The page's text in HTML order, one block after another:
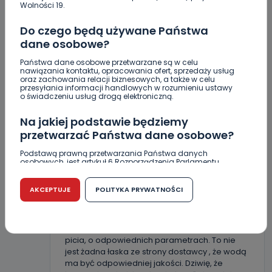
Wolności 19.
Do czego będą używane Państwa
dane osobowe?
Państwa dane osobowe przetwarzane są w celu
nawiązania kontaktu, opracowania ofert, sprzedaży usług
oraz zachowania relacji biznesowych, a także w celu
przesyłania informacji handlowych w rozumieniu ustawy
o świadczeniu usług drogą elektroniczną.
Na jakiej podstawie będziemy
przetwarzać Państwa dane osobowe?
Podstawą prawną przetwarzania Państwa danych
osobowych, jest artykuł 6 Rozporządzenia Parlamentu
r. w sprawie ochrony osób fizycznych w związku z
przetwarzaniem danych osobowych w sprawie
swobodnego przepływu takich danych oraz uchylenia
dyrektywy 95/46/WE (RODO).
Czy jest możliwość cofnięcia zgody?
Podanie danych osobowych jest dobrowolne, nie jest
wymogiem ustawowym lub umownym oraz nie stanowi
warunku zawarcia umowy. Cofnięcie zgody jest możliwe
AKCEPTUJE POLITYKA PRYWATNOŚCI
M2 mieszkaniec 2
Ciesz się Pan że masz dostęp do wody i innej
infrastruktury, inaczej wodę ze studni byś
Do mieszkańca 2:
Pań wychował się pod zaborami, lub jako
picia, o odpowiednich parametrach. To nie
jest żadna łaska ze strony dostawcy , że wodą
ma być odpowiedniej jakości. Dziwię, że